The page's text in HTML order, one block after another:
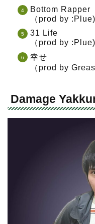
Bottom Rapper
（prod by :Plue)
31 Life
（prod by :Plue)
幸せ
（prod by
Damage